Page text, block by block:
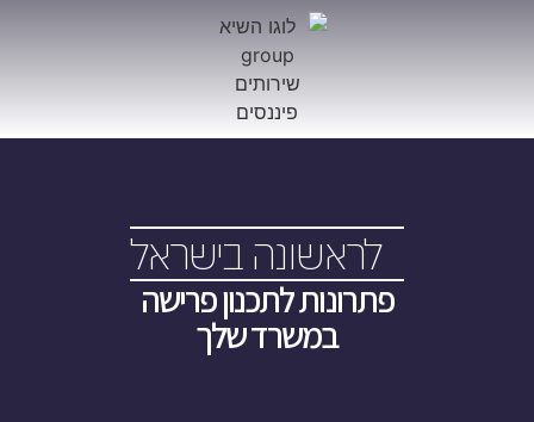
לראשונה בישראל
פתרונות לתכנון פרישה
במשרד שלך